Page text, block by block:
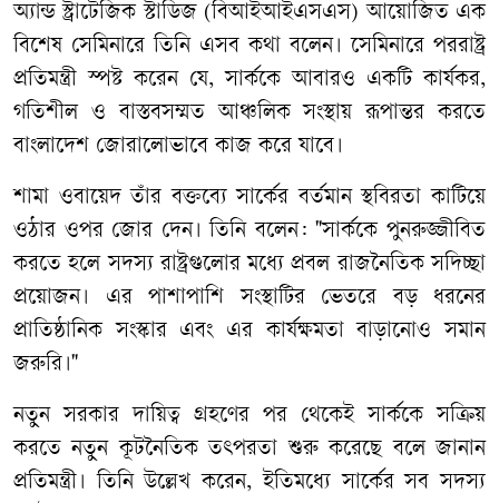
অ্যান্ড স্ট্রাটেজিক স্টাডিজ (বিআইআইএসএস) আয়োজিত এক
বিশেষ সেমিনারে তিনি এসব কথা বলেন। ​সেমিনারে পররাষ্ট্র
প্রতিমন্ত্রী স্পষ্ট করেন যে, সার্ককে আবারও একটি কার্যকর,
গতিশীল ও বাস্তবসম্মত আঞ্চলিক সংস্থায় রূপান্তর করতে
বাংলাদেশ জোরালোভাবে কাজ করে যাবে।
​শামা ওবায়েদ তাঁর বক্তব্যে সার্কের বর্তমান স্থবিরতা কাটিয়ে
ওঠার ওপর জোর দেন। তিনি বলেন: ​"সার্ককে পুনরুজ্জীবিত
করতে হলে সদস্য রাষ্ট্রগুলোর মধ্যে প্রবল রাজনৈতিক সদিচ্ছা
প্রয়োজন। এর পাশাপাশি সংস্থাটির ভেতরে বড় ধরনের
প্রাতিষ্ঠানিক সংস্কার এবং এর কার্যক্ষমতা বাড়ানোও সমান
জরুরি।"
​নতুন সরকার দায়িত্ব গ্রহণের পর থেকেই সার্ককে সক্রিয়
করতে নতুন কূটনৈতিক তৎপরতা শুরু করেছে বলে জানান
প্রতিমন্ত্রী। তিনি উল্লেখ করেন, ইতিমধ্যে সার্কের সব সদস্য